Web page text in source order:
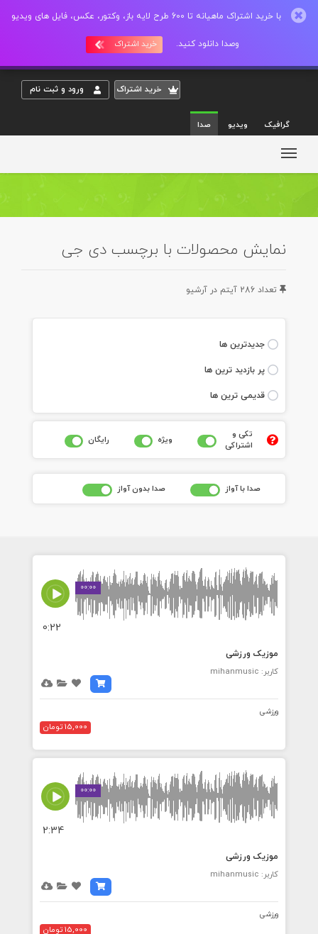
با خرید اشتراک ماهیانه تا 600 طرح لایه باز، وکتور، عکس، فایل های ویدیو
وصدا دانلود کنید. خرید اشتراک
خريد اشتراک ورود و ثبت نام
گرافیک ویدیو صدا
نمایش محصولات با برچسب دی جی
تعداد 286 آيتم در آرشيو
جديدترين ها
پر بازديد ترين ها
قديمی ترين ها
تکی و
اشتراکی
ويژه رايگان
صدا با آواز صدا بدون آواز
00:00
0:22
موزیک ورزشی
کاربر: mihanmusic
ورزشی
15,000 تومان
00:00
2:34
موزیک ورزشی
کاربر: mihanmusic
ورزشی
15,000 تومان